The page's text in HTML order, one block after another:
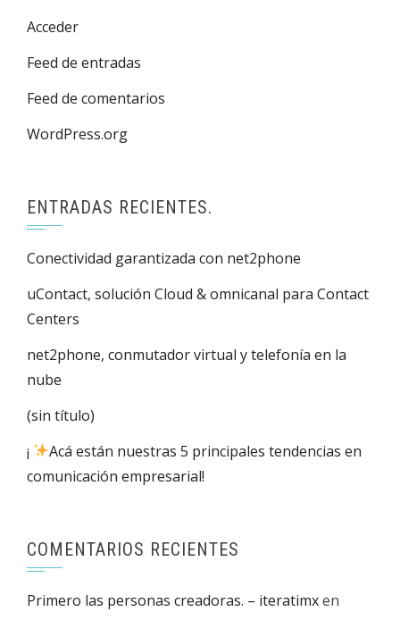
Acceder
Feed de entradas
Feed de comentarios
WordPress.org
ENTRADAS RECIENTES.
Conectividad garantizada con net2phone
uContact, solución Cloud & omnicanal para Contact
Centers
net2phone, conmutador virtual y telefonía en la
nube
(sin título)
¡
Acá están nuestras 5 principales tendencias en
comunicación empresarial!
COMENTARIOS RECIENTES
Primero las personas creadoras. – iteratimxen